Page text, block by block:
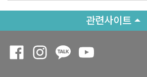
관련사이트
Opens a new window
Opens a new window
Opens a new window